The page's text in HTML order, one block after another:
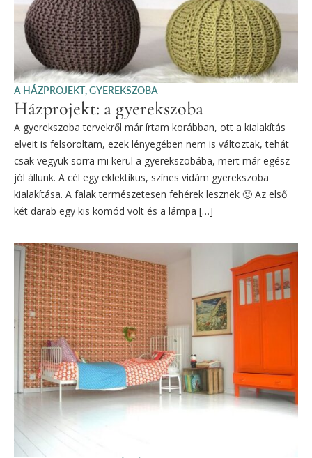
A HÁZPROJEKT,GYEREKSZOBA
Házprojekt: a gyerekszoba
A gyerekszoba tervekről már írtam korábban, ott a kialakítás
elveit is felsoroltam, ezek lényegében nem is változtak, tehát
csak vegyük sorra mi kerül a gyerekszobába, mert már egész
jól állunk. A cél egy eklektikus, színes vidám gyerekszoba
kialakítása. A falak természetesen fehérek lesznek 🙂 Az első
két darab egy kis komód volt és a lámpa […]